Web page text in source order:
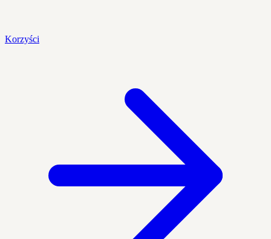
Korzyści